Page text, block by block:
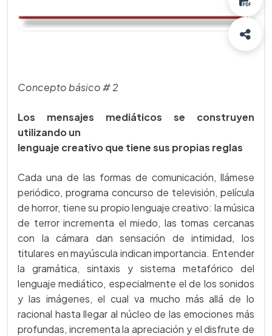
Concepto básico # 2
Los mensajes mediáticos se construyen
utilizando un
lenguaje creativo que tiene sus propias reglas
Cada una de las formas de comunicación, llámese
periódico, programa concurso de televisión, película
de horror, tiene su propio lenguaje creativo: la música
de terror incrementa el miedo, las tomas cercanas
con la cámara dan sensación de intimidad, los
titulares en mayúscula indican importancia. Entender
la gramática, sintaxis y sistema metafórico del
lenguaje mediático, especialmente el de los sonidos
y las imágenes, el cual va mucho más allá de lo
racional hasta llegar al núcleo de las emociones más
profundas, incrementa la apreciación y el disfrute de